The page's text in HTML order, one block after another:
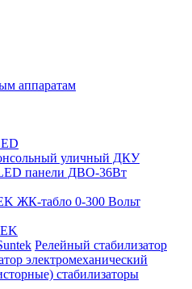
аппаратам
уличный ДКУ
панели ДВО-36Вт
ЖК-табло 0-300 Вольт
Релейный стабилизатор
электромеханический
стабилизаторы